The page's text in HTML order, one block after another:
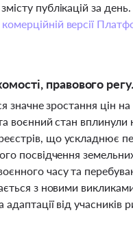
публікацій за
комерційній версії
правового
значне зростання цін
воєнний стан
що ускладнює
посвідчення
часу та
з новими
від учасників